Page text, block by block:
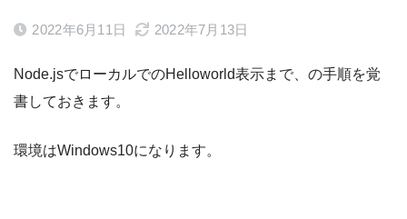
2022年6月11日 2022年7月13日
Node.jsでローカルでのHelloworld表示まで、の手順を覚
書しておきます。
環境はWindows10になります。